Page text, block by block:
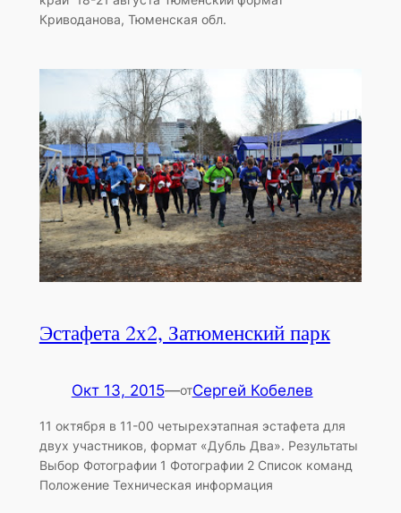
Криводанова, Тюменская обл.
Эстафета 2х2, Затюменский парк
Окт 13, 2015—отСергей Кобелев
11 октября в 11-00 четырехэтапная эстафета для
двух участников, формат «Дубль Два». Результаты
Выбор Фотографии 1 Фотографии 2 Список команд
Положение Техническая информация